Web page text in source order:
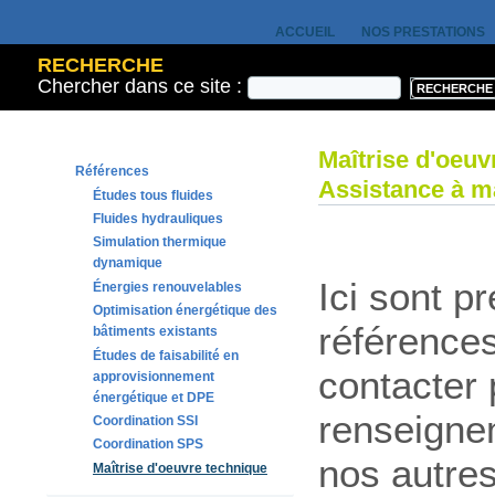
ACCUEIL NOS PRESTATIONS
RECHERCHE
Chercher dans ce site :
Références
Études tous fluides
Fluides hydrauliques
Simulation thermique
dynamique
Énergies renouvelables
Optimisation énergétique des
bâtiments existants
Études de faisabilité en
approvisionnement
énergétique et DPE
Coordination SSI
Coordination SPS
Maîtrise d'oeuvre technique
Maîtrise
Assistance à
Ici sont
contacter
nos